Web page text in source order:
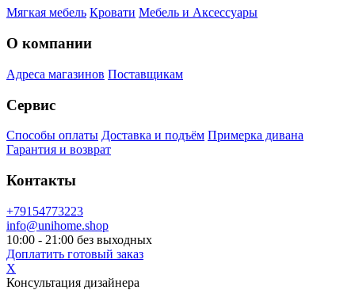
Мягкая мебель Кровати Мебель и Аксессуары
О компании
Адреса магазинов Поставщикам
Сервис
Способы оплаты Доставка и подъём Примерка дивана
Гарантия и возврат
Контакты
+79154773223
info@unihome.shop
10:00 - 21:00 без выходных
Доплатить готовый заказ
X
Консультация дизайнера